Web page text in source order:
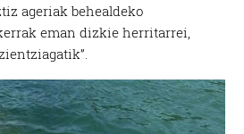
ageriak behealdeko
eman dizkie herritarrei,